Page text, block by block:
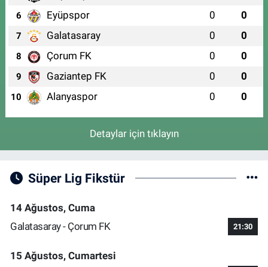
6 Eyüpspor 0 0
7 Galatasaray 0 0
8 Çorum FK 0 0
9 Gaziantep FK 0 0
10 Alanyaspor 0 0
Detaylar için tıklayın
Süper Lig Fikstür
14 Ağustos, Cuma
Galatasaray - Çorum FK
21:30
15 Ağustos, Cumartesi